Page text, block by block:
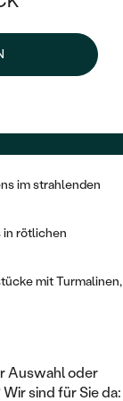
Wochen.
im strahlenden
in rötlichen
mit Turmalinen,
Auswahl oder
sind für Sie da: